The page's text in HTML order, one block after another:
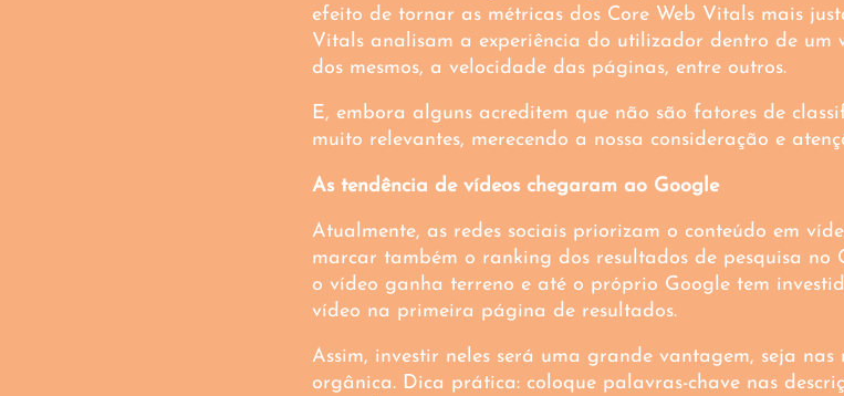
efeito de tornar as métricas dos Core Web Vitals mais
Vitals analisam a experiência do utilizador dentro de um
dos mesmos, a velocidade das páginas, entre outros.
E, embora alguns acreditem que não são fatores de
muito relevantes, merecendo a nossa consideração e
As tendência de vídeos chegaram ao Google
Atualmente, as redes sociais priorizam o conteúdo em
marcar também o ranking dos resultados de pesquisa no
o vídeo ganha terreno e até o próprio Google tem
vídeo na primeira página de resultados.
Assim, investir neles será uma grande vantagem, seja nas
orgânica. Dica prática: coloque palavras-chave nas